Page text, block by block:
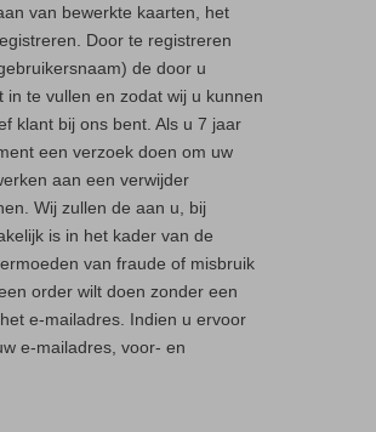
van bewerkte kaarten, het
Door te registreren
de door u
te vullen en zodat wij u kunnen
klant bij ons bent. Als u 7 jaar
een verzoek doen om uw
aan een verwijder
Wij zullen de aan u, bij
is in het kader van de
van fraude of misbruik
order wilt doen zonder een
e-mailadres. Indien u ervoor
e-mailadres, voor- en